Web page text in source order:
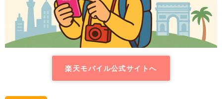
楽天モバイル公式サイトへ